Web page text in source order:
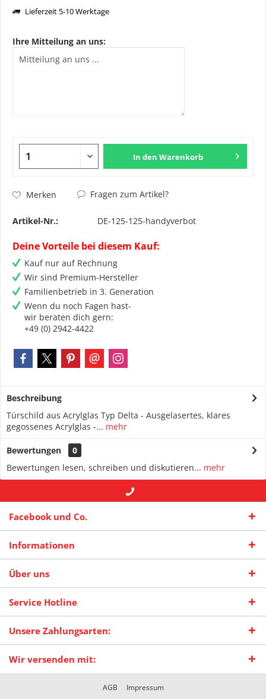
Lieferzeit 5-10 Werktage
Ihre Mitteilung an uns:
In den Warenkorb
Merken Fragen zum Artikel?
Artikel-Nr.: DE-125-125-handyverbot
Deine Vorteile bei diesem Kauf:
Kauf nur auf Rechnung
Wir sind Premium-Hersteller
Familienbetrieb in 3. Generation
Wenn du noch Fagen hast-
wir beraten dich gern:
+49 (0) 2942-4422
Beschreibung
Türschild aus Acrylglas Typ Delta - Ausgelasertes, klares
gegossenes Acrylglas -... mehr
Bewertungen
0
Bewertungen lesen, schreiben und diskutieren... mehr
Facebook und Co.
Informationen
Über uns
Service Hotline
Unsere Zahlungsarten:
Wir versenden mit:
AGB Impressum